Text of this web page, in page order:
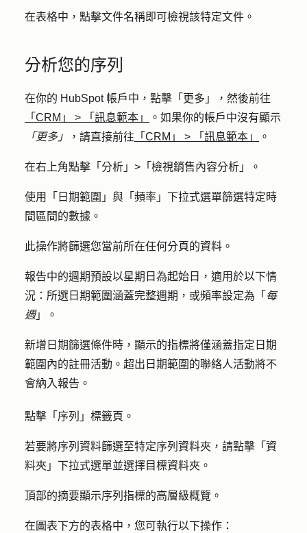
在表格中，點擊文件名稱即可檢視該特定文件。
分析您的序列
在你的 HubSpot 帳戶中，點擊 「更多」
，然後前往
「CRM」
> 「訊息範本」
。如果你的帳戶中沒有顯示
「更多」
，請直接前往 「CRM」 > 「訊息範本」 。
在右上角點擊「 分析」> 「 檢視銷售內容分析 」。
使用「 日期範圍」與 「 頻率」下拉式選單篩選特定時
間區間的數據。
此操作將篩選您當前所在任何分頁的資料。
報告中的週期預設以星期日為起始日，適用於以下情
況：所選日期範圍涵蓋完整週期，或頻率設定為「 每
週」。
新增日期篩選條件時，顯示的指標將僅涵蓋指定日期
範圍內的註冊活動。超出日期範圍的聯絡人活動將不
會納入報告。
點擊「 序列 」標籤頁。
若要將序列資料篩選至特定序列資料夾，請點擊「 資
料夾 」下拉式選單並選擇目標資料夾。
頂部的摘要顯示序列指標的高層級概覽。
在圖表下方的表格中，您可執行以下操作：